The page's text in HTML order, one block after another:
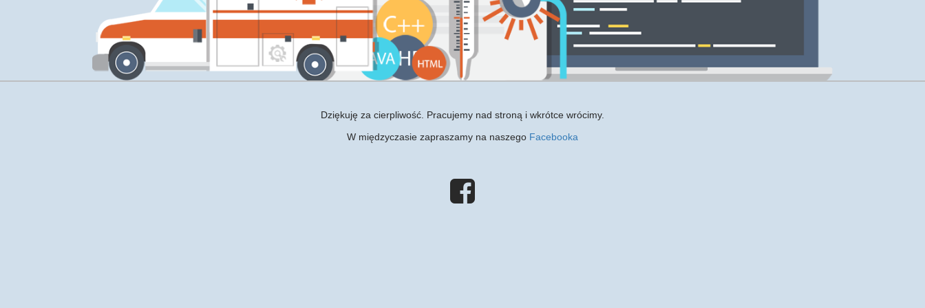
Dziękuję za cierpliwość. Pracujemy nad stroną i wkrótce wrócimy.
W międzyczasie zapraszamy na naszego Facebooka